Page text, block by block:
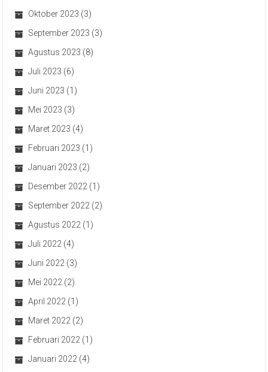
Oktober 2023 (3)
September 2023 (3)
Agustus 2023 (8)
Juli 2023 (6)
Juni 2023 (1)
Mei 2023 (3)
Maret 2023 (4)
Februari 2023 (1)
Januari 2023 (2)
Desember 2022 (1)
September 2022 (2)
Agustus 2022 (1)
Juli 2022 (4)
Juni 2022 (3)
Mei 2022 (2)
April 2022 (1)
Maret 2022 (2)
Februari 2022 (1)
Januari 2022 (4)